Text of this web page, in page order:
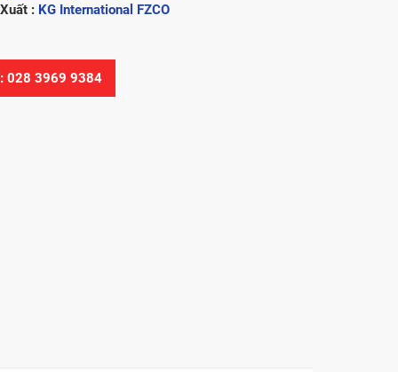
: KG International FZCO
028 3969 9384